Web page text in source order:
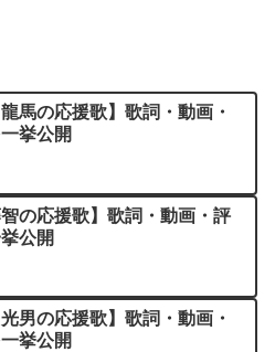
龍馬の応援歌】歌詞・動画・
挙公開
智の応援歌】歌詞・動画・評
公開
光男の応援歌】歌詞・動画・
挙公開